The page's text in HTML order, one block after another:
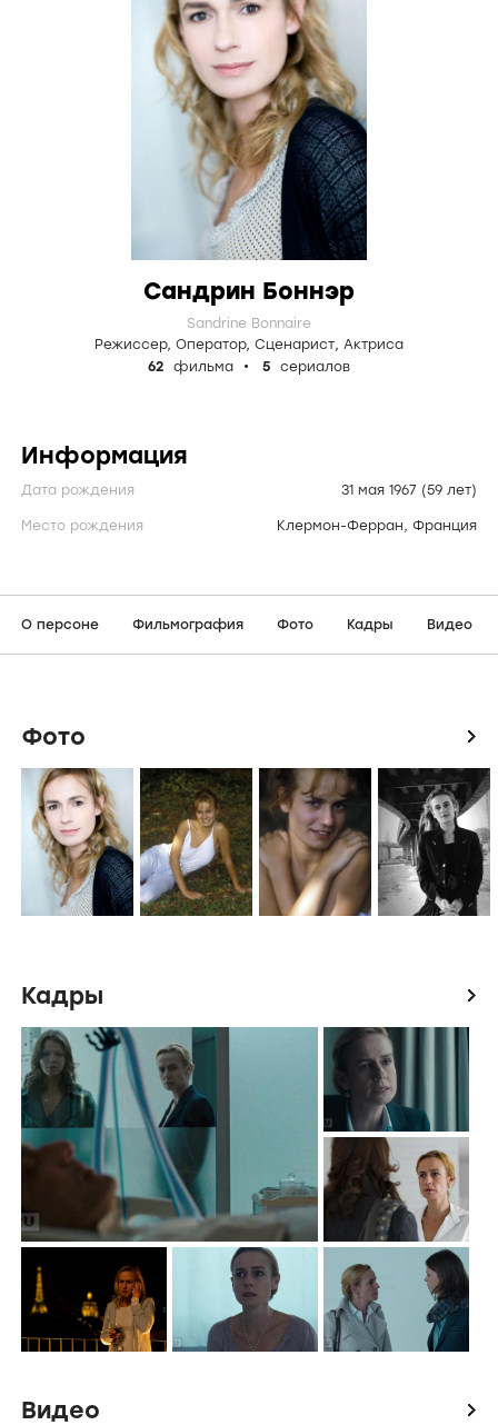
Сандрин Боннэр
Sandrine Bonnaire
Режиссер, Оператор, Сценарист, Актриса
62
фильма 5 сериалов
Информация
Дата рождения 31 мая 1967 (59 лет)
Место рождения Клермон-Ферран, Франция
О персоне Фильмография Фото Кадры Видео
Фото icon
Кадры icon
Видео icon